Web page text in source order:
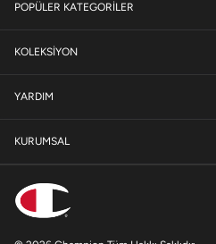
POPÜLER KATEGORİLER
KOLEKSİYON
YARDIM
KURUMSAL